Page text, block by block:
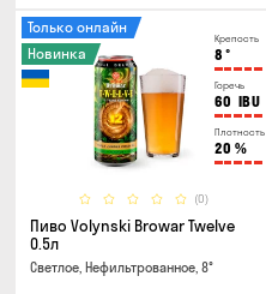
Крепость
8 °
Горечь
60 IBU
Плотность
20 %
(0)
Только онлайн
Новинка
Пиво Volynski Browar Twelve
0.5л
Светлое, Нефильтрованное, 8°